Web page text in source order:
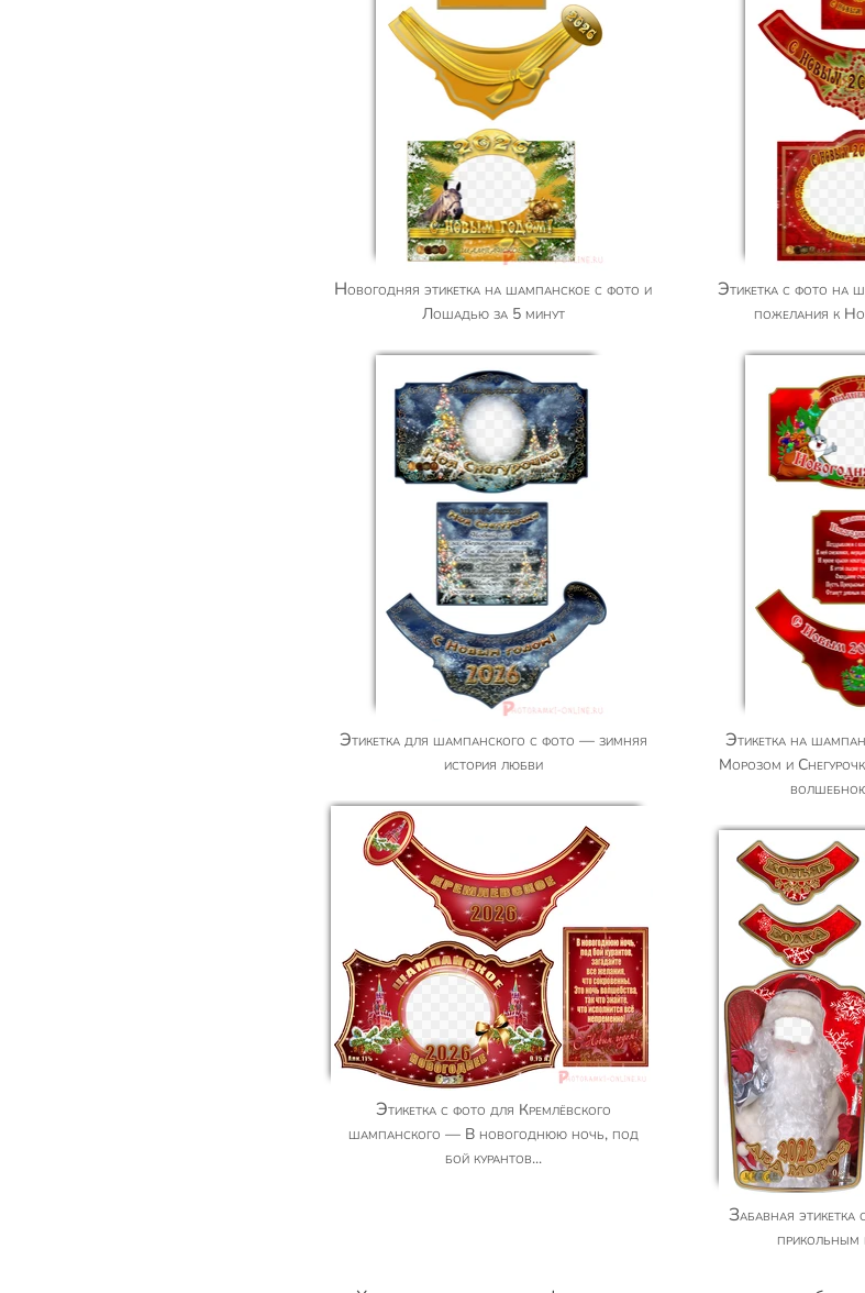
Новогодняя этикетка на шампанское с фото и
Лошадью за 5 минут
Этикетка с фото на шампанское — тёплые
пожелания к
Этикетка для шампанского с фото — зимняя
история любви
Этикетка на шампанское с фото, Дедом
Морозом и
Этикетка с фото для Кремлёвского
шампанского — В новогоднюю ночь, под
бой курантов...
Забавная этикетка с Дедом Морозом и